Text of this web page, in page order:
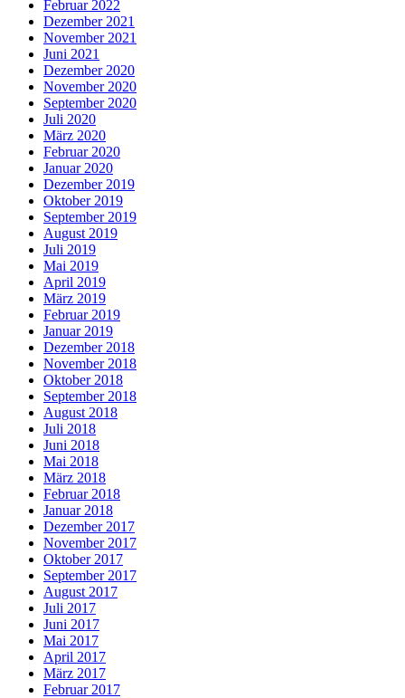
Februar 2022
Dezember 2021
November 2021
Juni 2021
Dezember 2020
November 2020
September 2020
Juli 2020
März 2020
Februar 2020
Januar 2020
Dezember 2019
Oktober 2019
September 2019
August 2019
Juli 2019
Mai 2019
April 2019
März 2019
Februar 2019
Januar 2019
Dezember 2018
November 2018
Oktober 2018
September 2018
August 2018
Juli 2018
Juni 2018
Mai 2018
März 2018
Februar 2018
Januar 2018
Dezember 2017
November 2017
Oktober 2017
September 2017
August 2017
Juli 2017
Juni 2017
Mai 2017
April 2017
März 2017
Februar 2017